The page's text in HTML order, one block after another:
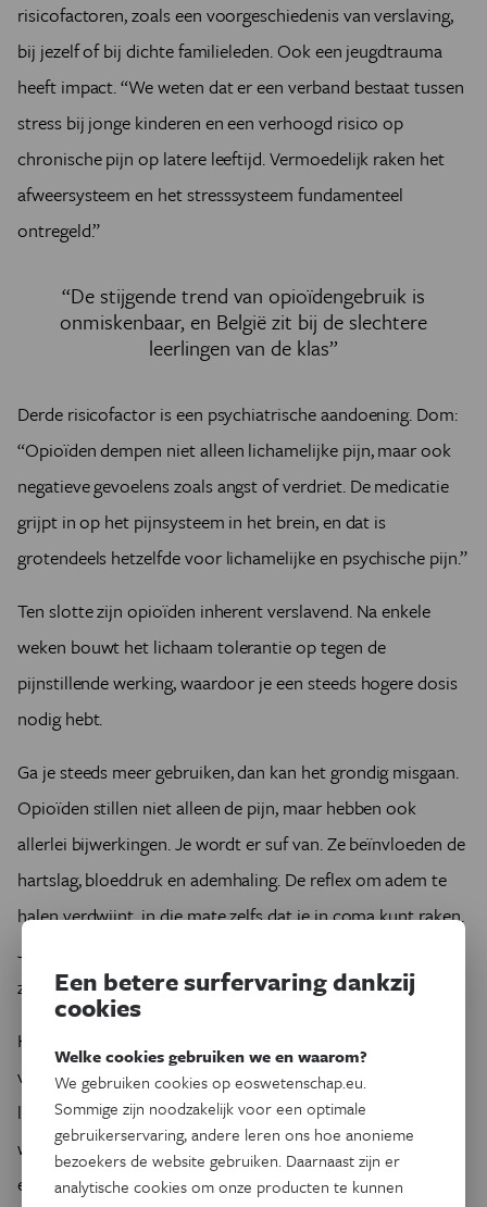
risicofactoren, zoals een voorgeschiedenis van verslaving,
bij jezelf of bij dichte familieleden. Ook een jeugdtrauma
heeft impact. “We weten dat er een verband bestaat tussen
stress bij jonge kinderen en een verhoogd risico op
chronische pijn op latere leeftijd. Vermoedelijk raken het
afweersysteem en het stresssysteem fundamenteel
ontregeld.”
“De stijgende trend van opioïdengebruik is
onmiskenbaar, en België zit bij de slechtere
leerlingen van de klas”
Derde risicofactor is een psychiatrische aandoening. Dom:
“Opioïden dempen niet alleen lichamelijke pijn, maar ook
negatieve gevoelens zoals angst of verdriet. De medicatie
grijpt in op het pijnsysteem in het brein, en dat is
grotendeels hetzelfde voor lichamelijke en psychische pijn.”
Ten slotte zijn opioïden inherent verslavend. Na enkele
weken bouwt het lichaam tolerantie op tegen de
pijnstillende werking, waardoor je een steeds hogere dosis
nodig hebt.
Ga je steeds meer gebruiken, dan kan het grondig misgaan.
Opioïden stillen niet alleen de pijn, maar hebben ook
allerlei bijwerkingen. Je wordt er suf van. Ze beïnvloeden de
hartslag, bloeddruk en ademhaling. De reflex om adem te
halen verdwijnt, in die mate zelfs dat je in coma kunt raken.
Je riskeert te sterven door een hartstilstand en
zuurstoftekort.
Het gevaar op een overdosis is reëel, want de tolerantie
voor de effecten van opioïden loopt niet gelijk op. Je
lichaam raakt sneller gewend aan het pijnstillend effect –
waardoor je hogere dosissen gaat nemen – dan aan het
effect op de ademhaling.
Een betere surfervaring dankzij
cookies
Welke cookies gebruiken we en waarom?
We gebruiken cookies op eoswetenschap.eu.
Sommige zijn noodzakelijk voor een optimale
gebruikerservaring, andere leren ons hoe anonieme
bezoekers de website gebruiken. Daarnaast zijn er
analytische cookies om onze producten te kunnen